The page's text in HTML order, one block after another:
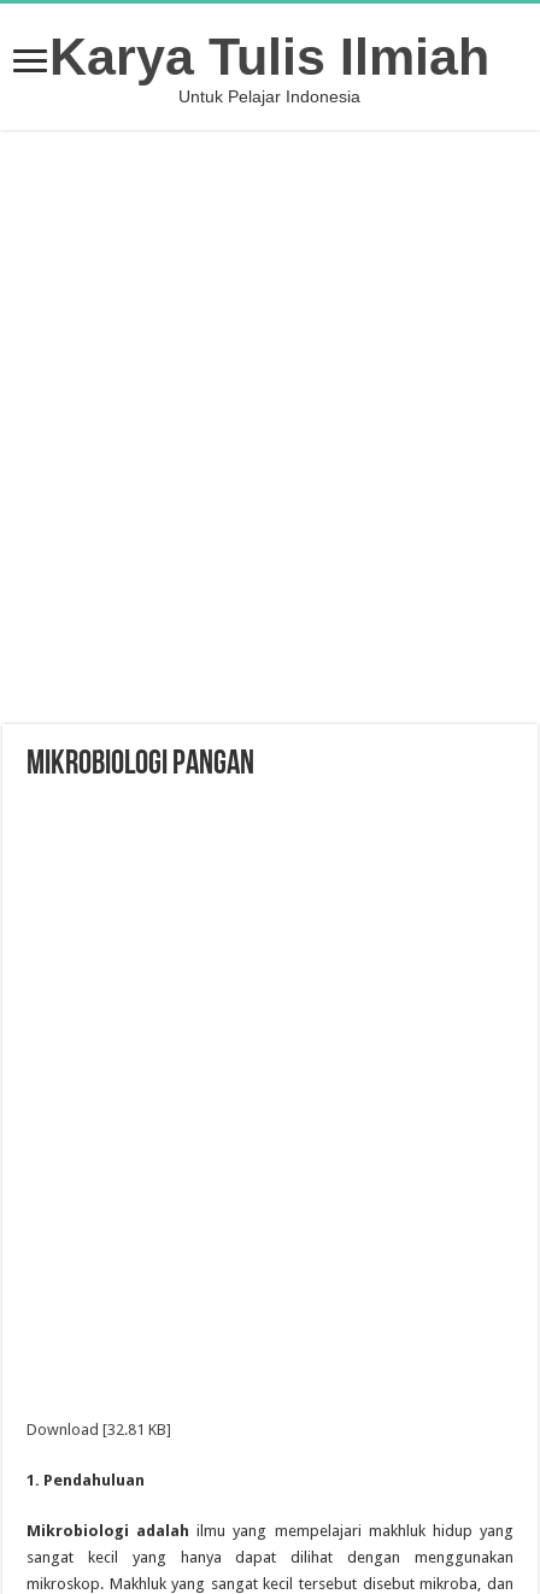
Karya Tulis Ilmiah
Untuk Pelajar Indonesia
MIKROBIOLOGI PANGAN
Download [32.81 KB]
1. Pendahuluan
Mikrobiologi adalah ilmu yang mempelajari makhluk hidup yang
sangat kecil yang hanya dapat dilihat dengan menggunakan
mikroskop. Makhluk yang sangat kecil tersebut disebut mikroba, dan